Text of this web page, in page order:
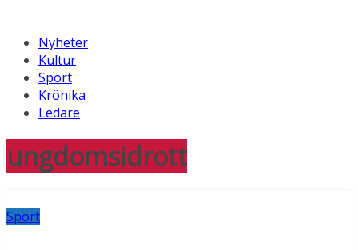
Nyheter
Kultur
Sport
Krönika
Ledare
ungdomsidrott
Sport